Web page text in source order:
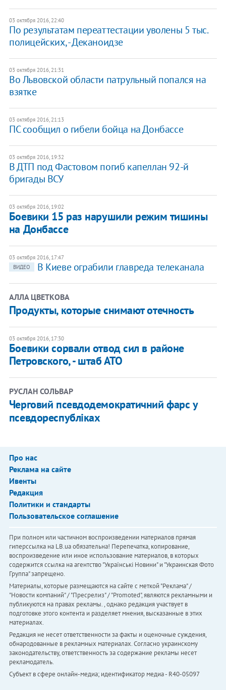
03 октября 2016, 22:40
По результатам переаттестации уволены 5 тыс.
полицейских, - Деканоидзе
03 октября 2016, 21:31
Во Львовской области патрульный попался на
взятке
03 октября 2016, 21:13
ПС сообщил о гибели бойца на Донбассе
03 октября 2016, 19:32
В ДТП под Фастовом погиб капеллан 92-й
бригады ВСУ
03 октября 2016, 19:02
Боевики 15 раз нарушили режим тишины
на Донбассе
03 октября 2016, 17:47
ВИДЕО
В Киеве ограбили главреда телеканала
АЛЛА ЦВЕТКОВА
Продукты, которые снимают отечность
03 октября 2016, 17:30
Боевики сорвали отвод сил в районе
Петровского, - штаб АТО
РУСЛАН СОЛЬВАР
Черговий псевдодемократичний фарс у
псевдореспубліках
Про нас
Реклама на сайте
Ивенты
Редакция
Политики и стандарты
Пользовательское соглашение
При полном или частичном воспроизведении материалов прямая
гиперссылка на LB.ua обязательна! Перепечатка, копирование,
воспроизведение или иное использование материалов, в которых
содержится ссылка на агентство "Українськi Новини" и "Украинская Фото
Группа" запрещено.
Материалы, которые размещаются на сайте с меткой "Реклама" /
"Новости компаний" / "Пресрелиз" / "Promoted", являются рекламными и
публикуются на правах рекламы. , однако редакция участвует в
подготовке этого контента и разделяет мнения, высказанные в этих
материалах.
Редакция не несет ответственности за факты и оценочные суждения,
обнародованные в рекламных материалах. Согласно украинскому
законодательству, ответственность за содержание рекламы несет
рекламодатель.
Субъект в сфере онлайн-медиа; идентификатор медиа - R40-05097